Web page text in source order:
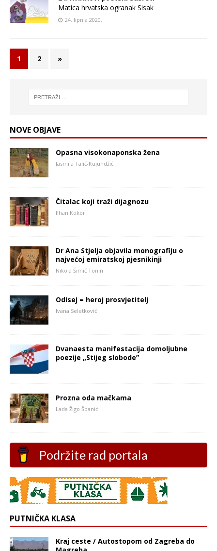
Matica hrvatska ogranak Sisak
24. lipnja 2020.
1 2 »
NOVE OBJAVE
Opasna visokonaponska žena
Jasmila Talić-Kujundžić
Čitalac koji traži dijagnozu
Ilhan Kokor
Dr Ana Stjelja objavila monografiju o
najvećoj emiratskoj pjesnikinji
Nikola Šimić Tonin
Odisej = heroj prosvjetitelj
Ivana Seletković
Dvanaesta manifestacija domoljubne
poezije „Stijeg slobode”
Prozna oda mačkama
Lada Žigo Španić
Podržite rad portala
PUTNIČKA KLASA
Kraj ceste / Autostopom od Zagreba do